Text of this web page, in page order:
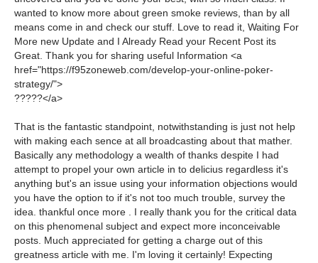
wanted to know more about green smoke reviews, than by all
means come in and check our stuff. Love to read it, Waiting For
More new Update and I Already Read your Recent Post its
Great. Thank you for sharing useful Information <a
href="https://f95zoneweb.com/develop-your-online-poker-
strategy/">
?????</a>
That is the fantastic standpoint, notwithstanding is just not help
with making each sence at all broadcasting about that mather.
Basically any methodology a wealth of thanks despite I had
attempt to propel your own article in to delicius regardless it's
anything but's an issue using your information objections would
you have the option to if it's not too much trouble, survey the
idea. thankful once more . I really thank you for the critical data
on this phenomenal subject and expect more inconceivable
posts. Much appreciated for getting a charge out of this
greatness article with me. I'm loving it certainly! Expecting